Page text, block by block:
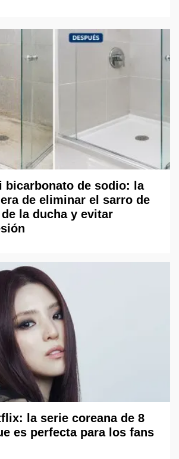
bicarbonato de sodio: la
de eliminar el sarro de
la ducha y evitar
la serie coreana de 8
es perfecta para los fans